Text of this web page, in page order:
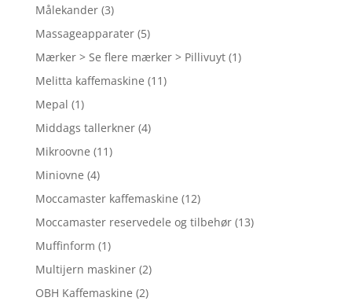
Målekander (3)
Massageapparater (5)
Mærker > Se flere mærker > Pillivuyt (1)
Melitta kaffemaskine (11)
Mepal (1)
Middags tallerkner (4)
Mikroovne (11)
Miniovne (4)
Moccamaster kaffemaskine (12)
Moccamaster reservedele og tilbehør (13)
Muffinform (1)
Multijern maskiner (2)
OBH Kaffemaskine (2)